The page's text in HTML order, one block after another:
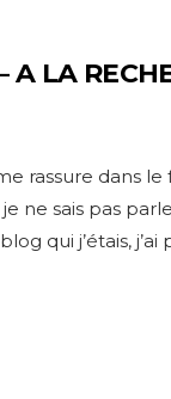
A LA
rassure dans
ne sais pas
qui j’étais,